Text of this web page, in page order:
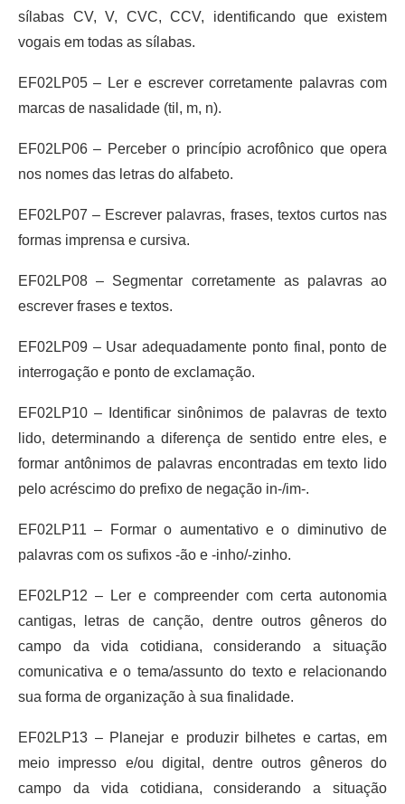
sílabas CV, V, CVC, CCV, identificando que existem
vogais em todas as sílabas.
EF02LP05 – Ler e escrever corretamente palavras com
marcas de nasalidade (til, m, n).
EF02LP06 – Perceber o princípio acrofônico que opera
nos nomes das letras do alfabeto.
EF02LP07 – Escrever palavras, frases, textos curtos nas
formas imprensa e cursiva.
EF02LP08 – Segmentar corretamente as palavras ao
escrever frases e textos.
EF02LP09 – Usar adequadamente ponto final, ponto de
interrogação e ponto de exclamação.
EF02LP10 – Identificar sinônimos de palavras de texto
lido, determinando a diferença de sentido entre eles, e
formar antônimos de palavras encontradas em texto lido
pelo acréscimo do prefixo de negação in-/im-.
EF02LP11 – Formar o aumentativo e o diminutivo de
palavras com os sufixos -ão e -inho/-zinho.
EF02LP12 – Ler e compreender com certa autonomia
cantigas, letras de canção, dentre outros gêneros do
campo da vida cotidiana, considerando a situação
comunicativa e o tema/assunto do texto e relacionando
sua forma de organização à sua finalidade.
EF02LP13 – Planejar e produzir bilhetes e cartas, em
meio impresso e/ou digital, dentre outros gêneros do
campo da vida cotidiana, considerando a situação